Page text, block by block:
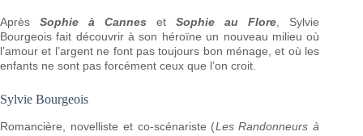
AprèsSophie à Cannes etSophie au Flore, Sylvie
Bourgeois fait découvrir à son héroïne un nouveau milieu où
l’amour et l’argent ne font pas toujours bon ménage, et où les
enfants ne sont pas forcément ceux que l’on croit.
Sylvie Bourgeois
Romancière, novelliste et co-scénariste (Les Randonneurs à